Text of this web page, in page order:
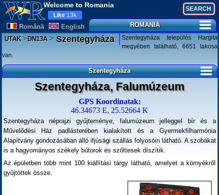
Welcome to Romania
Românã English
Like 13k
ROMANIA
UTAK>DN13A>Szentegyháza
Szentegyháza település Hargita
megyében található, 6651 lakosa
van.
Szentegyháza
Szentegyháza, Falumúzeum
GPS Koordinatak:
46.34673 E, 25.52664 K
Szentegyháza néprajzi gyűjteménye, falumúzeum jelleggel bír és a
Művelődési Ház padlásterében kialakított és a Gyermekfilharmónia
Alapítvány gondozásában álló ifjúsági szállás folyosóin látható. A szobákat
is a hagyományos székely bútorok és szőttesek díszítik.
Az épületben több mint 100 kiállítási tárgy látható, amelyet a környékről
gyűjtöttek össze.